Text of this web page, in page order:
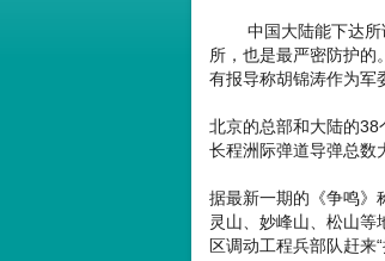
中国大陆能下达所谓
所，也是最严密防护的
有报导称胡锦涛作为军
北京的总部和大陆的
长程洲际弹道导弹总数
据最新一期的《争鸣》
灵山、妙峰山、松山等
区调动工程兵部队赶来“